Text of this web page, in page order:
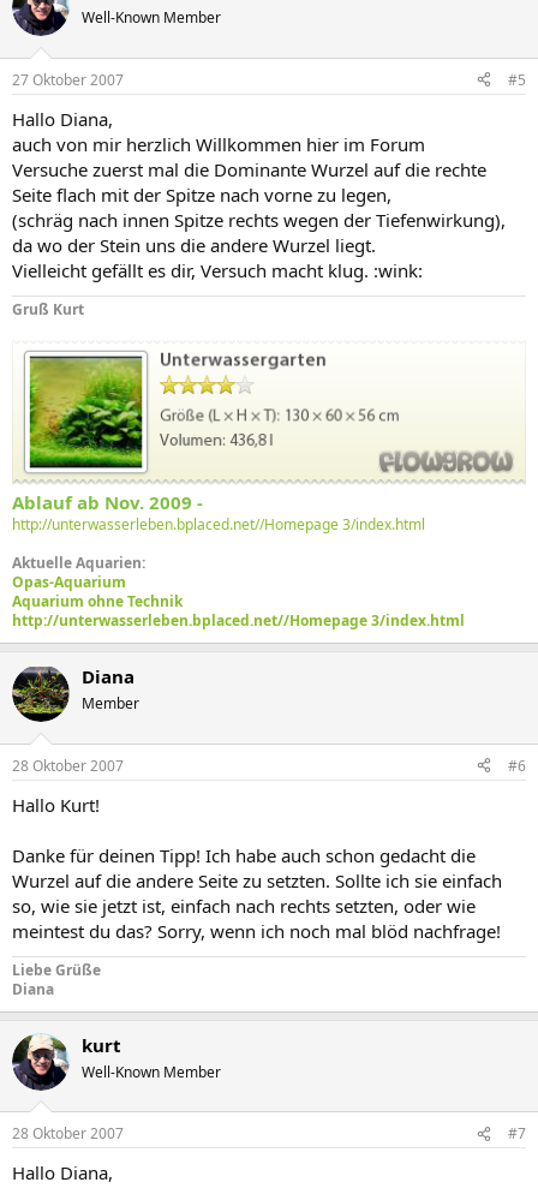
Well-Known Member
27 Oktober 2007 #5
Hallo Diana,
auch von mir herzlich Willkommen hier im Forum
Versuche zuerst mal die Dominante Wurzel auf die rechte
Seite flach mit der Spitze nach vorne zu legen,
(schräg nach innen Spitze rechts wegen der Tiefenwirkung),
da wo der Stein uns die andere Wurzel liegt.
Vielleicht gefällt es dir, Versuch macht klug. :wink:
Gruß Kurt
Ablauf ab Nov. 2009 -
http://unterwasserleben.bplaced.net//Homepage 3/index.html
Aktuelle Aquarien:
Opas-Aquarium
Aquarium ohne Technik
http://unterwasserleben.bplaced.net//Homepage 3/index.html
Diana
Member
28 Oktober 2007 #6
Hallo Kurt!
Danke für deinen Tipp! Ich habe auch schon gedacht die
Wurzel auf die andere Seite zu setzten. Sollte ich sie einfach
so, wie sie jetzt ist, einfach nach rechts setzten, oder wie
meintest du das? Sorry, wenn ich noch mal blöd nachfrage!
Liebe Grüße
Diana
kurt
Well-Known Member
28 Oktober 2007 #7
Hallo Diana,